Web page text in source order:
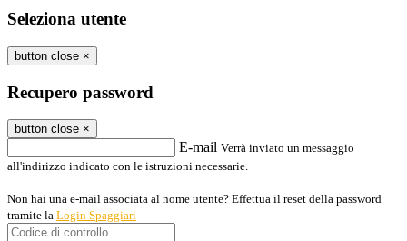
Seleziona utente
button close ×
Recupero password
button close ×
E-mail Verrà inviato un messaggio
all'indirizzo indicato con le istruzioni necessarie.
Non hai una e-mail associata al nome utente? Effettua il reset della password
tramite la Login Spaggiari